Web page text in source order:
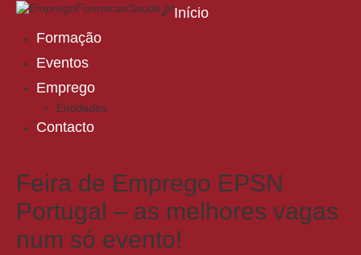
Início
Formação
Eventos
Emprego
Entidades
Contacto
Feira de Emprego EPSN
Portugal – as melhores vagas
num só evento!